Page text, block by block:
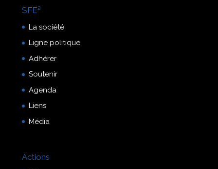
SFE²
La société
Ligne politique
Adhérer
Soutenir
Agenda
Liens
Média
Actions